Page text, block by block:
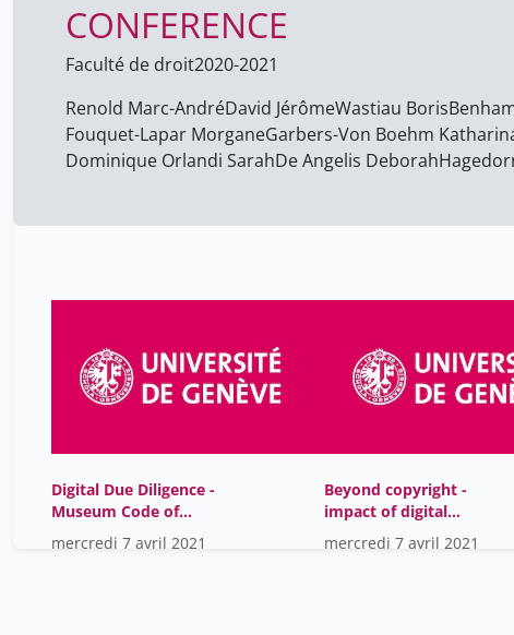
CONFERENCE
Faculté de droit2020-2021
Renold Marc-AndréDavid JérômeWastiau Boris
Fouquet-Lapar MorganeGarbers-Von Boehm
Dominique Orlandi SarahDe Angelis Deborah
Digital Due Diligence -
Museum Code of
conduct: practices and
legal challenges
mercredi 7 avril 2021
Beyond copyright -
impact of digital
museums on people,
Closing Remarks
mercredi 7 avril 2021